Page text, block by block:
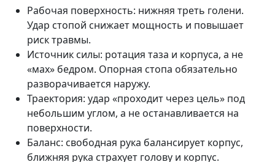
Рабочая поверхность: нижняя треть голени.
Удар стопой снижает мощность и повышает
риск травмы.
Источник силы: ротация таза и корпуса, а не
«мах» бедром. Опорная стопа обязательно
разворачивается наружу.
Траектория: удар «проходит через цель» под
небольшим углом, а не останавливается на
поверхности.
Баланс: свободная рука балансирует корпус,
ближняя рука страхует голову и корпус.